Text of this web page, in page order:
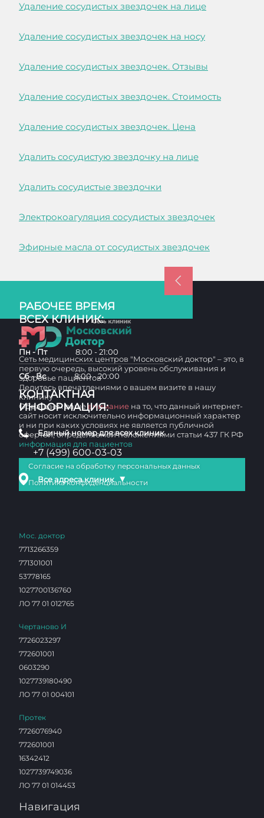
Удаление сосудистых звездочек на лице
Удаление сосудистых звездочек на носу
Удаление сосудистых звездочек. Отзывы
Удаление сосудистых звездочек. Стоимость
Удаление сосудистых звездочек. Цена
Удалить сосудистую звездочку на лице
Удалить сосудистые звездочки
Электрокоагуляция сосудистых звездочек
Эфирные масла от сосудистых звездочек
РАБОЧЕЕ ВРЕМЯ
ВСЕХ КЛИНИК:
Пн - Пт 8:00 - 21:00
Сб - Вс 8:00 - 20:00
КОНТАКТНАЯ
ИНФОРМАЦИЯ:
Единый номер для всех клиник
+7 (499) 600-03-03
Все адреса клиник ▼
Сеть медицинских центров "Московский доктор" – это, в
первую очередь, высокий уровень обслуживания и
здоровье пациентов
Делитесь впечатлениями о вашем визите в нашу
клинику
Обращаем вашевнимание на то, что данный интернет-
сайт носит исключительно информационный характер
и ни при каких условиях не является публичной
офертой, определяемой положениями статьи 437 ГК РФ
информация для пациентов
Согласие на обработку персональных данных
Политика конфиденциальности
Мос. доктор
7713266359
771301001
53778165
1027700136760
ЛО 77 01 012765
Чертаново И
7726023297
772601001
0603290
1027739180490
ЛО 77 01 004101
Протек
7726076940
772601001
16342412
1027739749036
ЛО 77 01 014453
Навигация